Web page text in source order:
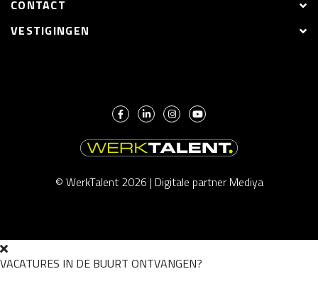
CONTACT
VESTIGINGEN
© WerkTalent 2026 | Digitale partner Mediya
VACATURES IN DE BUURT ONTVANGEN?